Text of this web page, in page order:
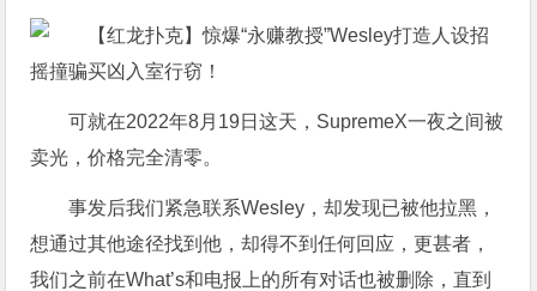
可就在2022年8月19日这天，SupremeX一夜之间被
卖光，价格完全清零。
事发后我们紧急联系Wesley，却发现已被他拉黑，
想通过其他途径找到他，却得不到任何回应，更甚者，
我们之前在What’s和电报上的所有对话也被删除，直到